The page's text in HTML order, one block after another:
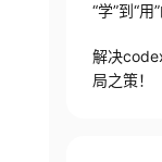
“学”到“
解决
局之策！